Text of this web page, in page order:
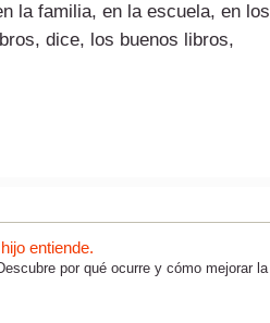
la familia, en la escuela, en los
dice, los buenos libros,
entiende.
por qué ocurre y cómo mejorar la